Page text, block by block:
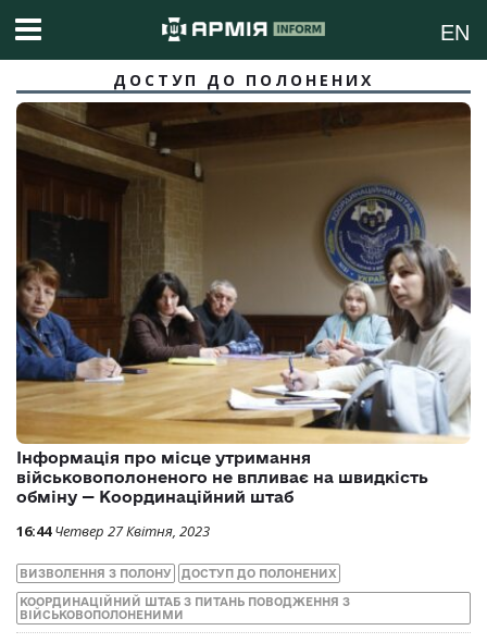
EN
ДОСТУП ДО ПОЛОНЕНИХ
Інформація про місце утримання
військовополоненого не впливає на швидкість
обміну — Координаційний штаб
16:44 Четвер 27 Квітня, 2023
ВИЗВОЛЕННЯ З ПОЛОНУ ДОСТУП ДО ПОЛОНЕНИХ
КООРДИНАЦІЙНИЙ ШТАБ З ПИТАНЬ ПОВОДЖЕННЯ З
ВІЙСЬКОВОПОЛОНЕНИМИ